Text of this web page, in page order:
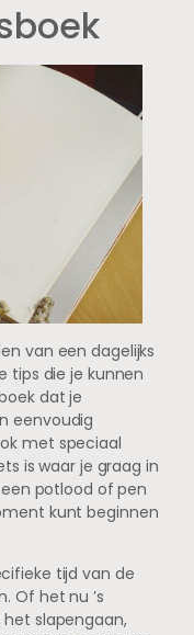
van een dagelijks
tips die je kunnen
dat je
eenvoudig
met speciaal
is waar je graag in
potlood of pen
kunt beginnen
tijd van de
Of het nu ’s
het slapengaan,